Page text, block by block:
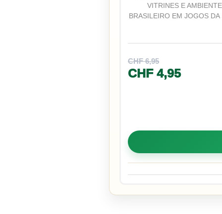
VITRINES E
BRASILEIRO EM JOGOS
CHF6,95
CHF4,95